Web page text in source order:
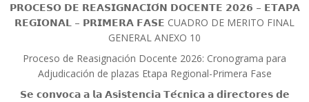
𝗣𝗥𝗢𝗖𝗘𝗦𝗢 𝗗𝗘 𝗥𝗘𝗔𝗦𝗜𝗚𝗡𝗔𝗖𝗜𝗢́𝗡 𝗗𝗢𝗖𝗘𝗡𝗧𝗘 𝟮𝟬𝟮𝟲 – 𝗘𝗧𝗔𝗣𝗔
𝗥𝗘𝗚𝗜𝗢𝗡𝗔𝗟 – 𝗣𝗥𝗜𝗠𝗘𝗥𝗔 𝗙𝗔𝗦𝗘 CUADRO DE MERITO FINAL
GENERAL ANEXO 10
Proceso de Reasignación Docente 2026: Cronograma para
Adjudicación de plazas Etapa Regional-Primera Fase
𝗦𝗲 𝗰𝗼𝗻𝘃𝗼𝗰𝗮 𝗮 𝗹𝗮 𝗔𝘀𝗶𝘀𝘁𝗲𝗻𝗰𝗶𝗮 𝗧𝗲́𝗰𝗻𝗶𝗰𝗮 𝗮 𝗱𝗶𝗿𝗲𝗰𝘁𝗼𝗿𝗲𝘀 𝗱𝗲